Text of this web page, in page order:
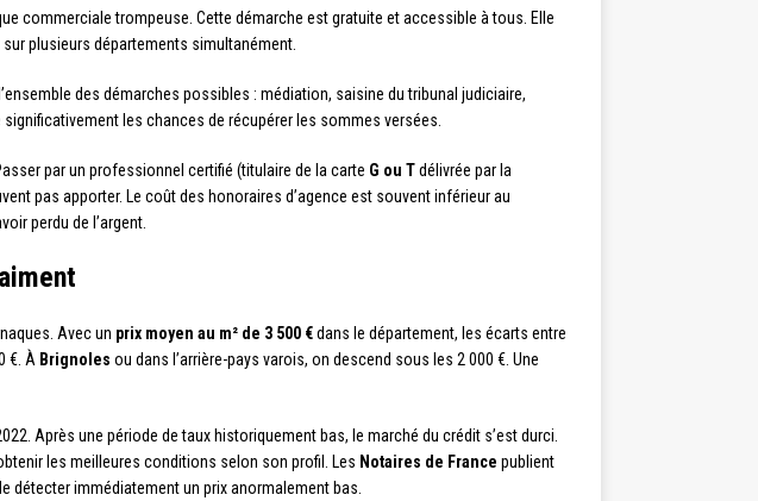
commerciale trompeuse. Cette démarche est gratuite et accessible à tous. Elle
plusieurs départements simultanément.
des démarches possibles : médiation, saisine du tribunal judiciaire,
les chances de récupérer les sommes versées.
par un professionnel certifié (titulaire de la carte G ou Tdélivrée par la
pas apporter. Le coût des honoraires d’agence est souvent inférieur au
perdu de l’argent.
Avec un prix moyen au m² de 3 500 €dans le département, les écarts entre
€. À Brignoles ou dans l’arrière-pays varois, on descend sous les 2 000 €. Une
Après une période de taux historiquement bas, le marché du crédit s’est durci.
les meilleures conditions selon son profil. Les Notaires de France publient
détecter immédiatement un prix anormalement bas.